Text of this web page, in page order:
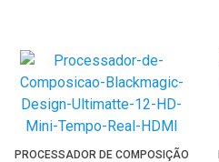
PROCESSADOR DE COMPOSIÇÃO